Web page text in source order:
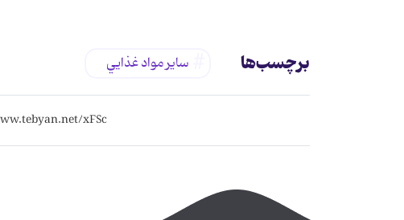
برچسب‌ها ساير مواد غذايي